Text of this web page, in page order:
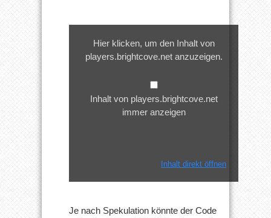
players.brightcove.net
anzeigen
Hier klicken, um den Inhalt von
players.brightcove.net anzuzeigen.
Inhalt von players.brightcove.net
immer anzeigen
Inhalt direkt öffnen
Je nach Spekulation könnte der Code